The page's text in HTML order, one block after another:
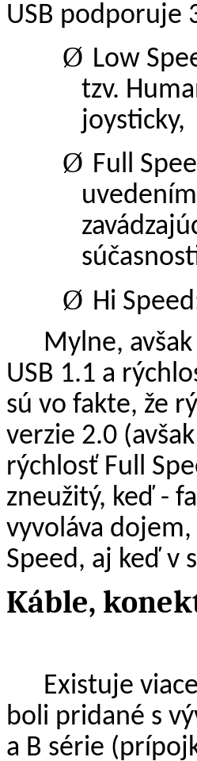
USB podporuje
Ø Low
tzv.
joysticky,
Ø Full
Ø Hi
Mylne,
USB 1.1 a
sú vo fakte, že
verzie 2.0
rýchlosť Full
zneužitý, keď -
vyvoláva
Speed, aj keď v
Káble,
Existuje
boli pridané s
a B série